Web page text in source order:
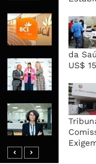
da
US$
BCI
Recua
RAIZ
Banco
Define